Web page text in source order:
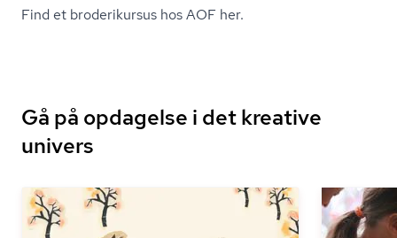
Find et broderikursus hos AOF her.
Gå på opdagelse i det kreative
univers